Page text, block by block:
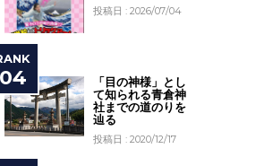
投稿日 : 2026/07/04
「目の神様」とし
て知られる青倉神
社までの道のりを
辿る
投稿日 : 2020/12/17